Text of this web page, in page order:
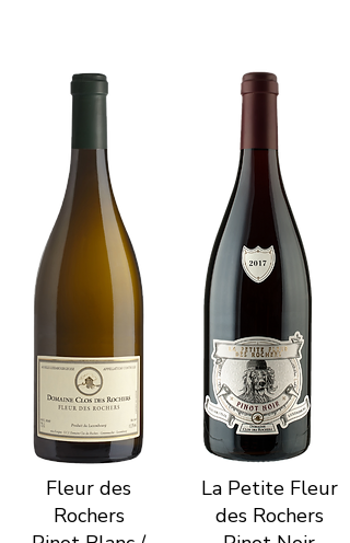
Fleur des
Rochers
La Petite Fleur
des Rochers